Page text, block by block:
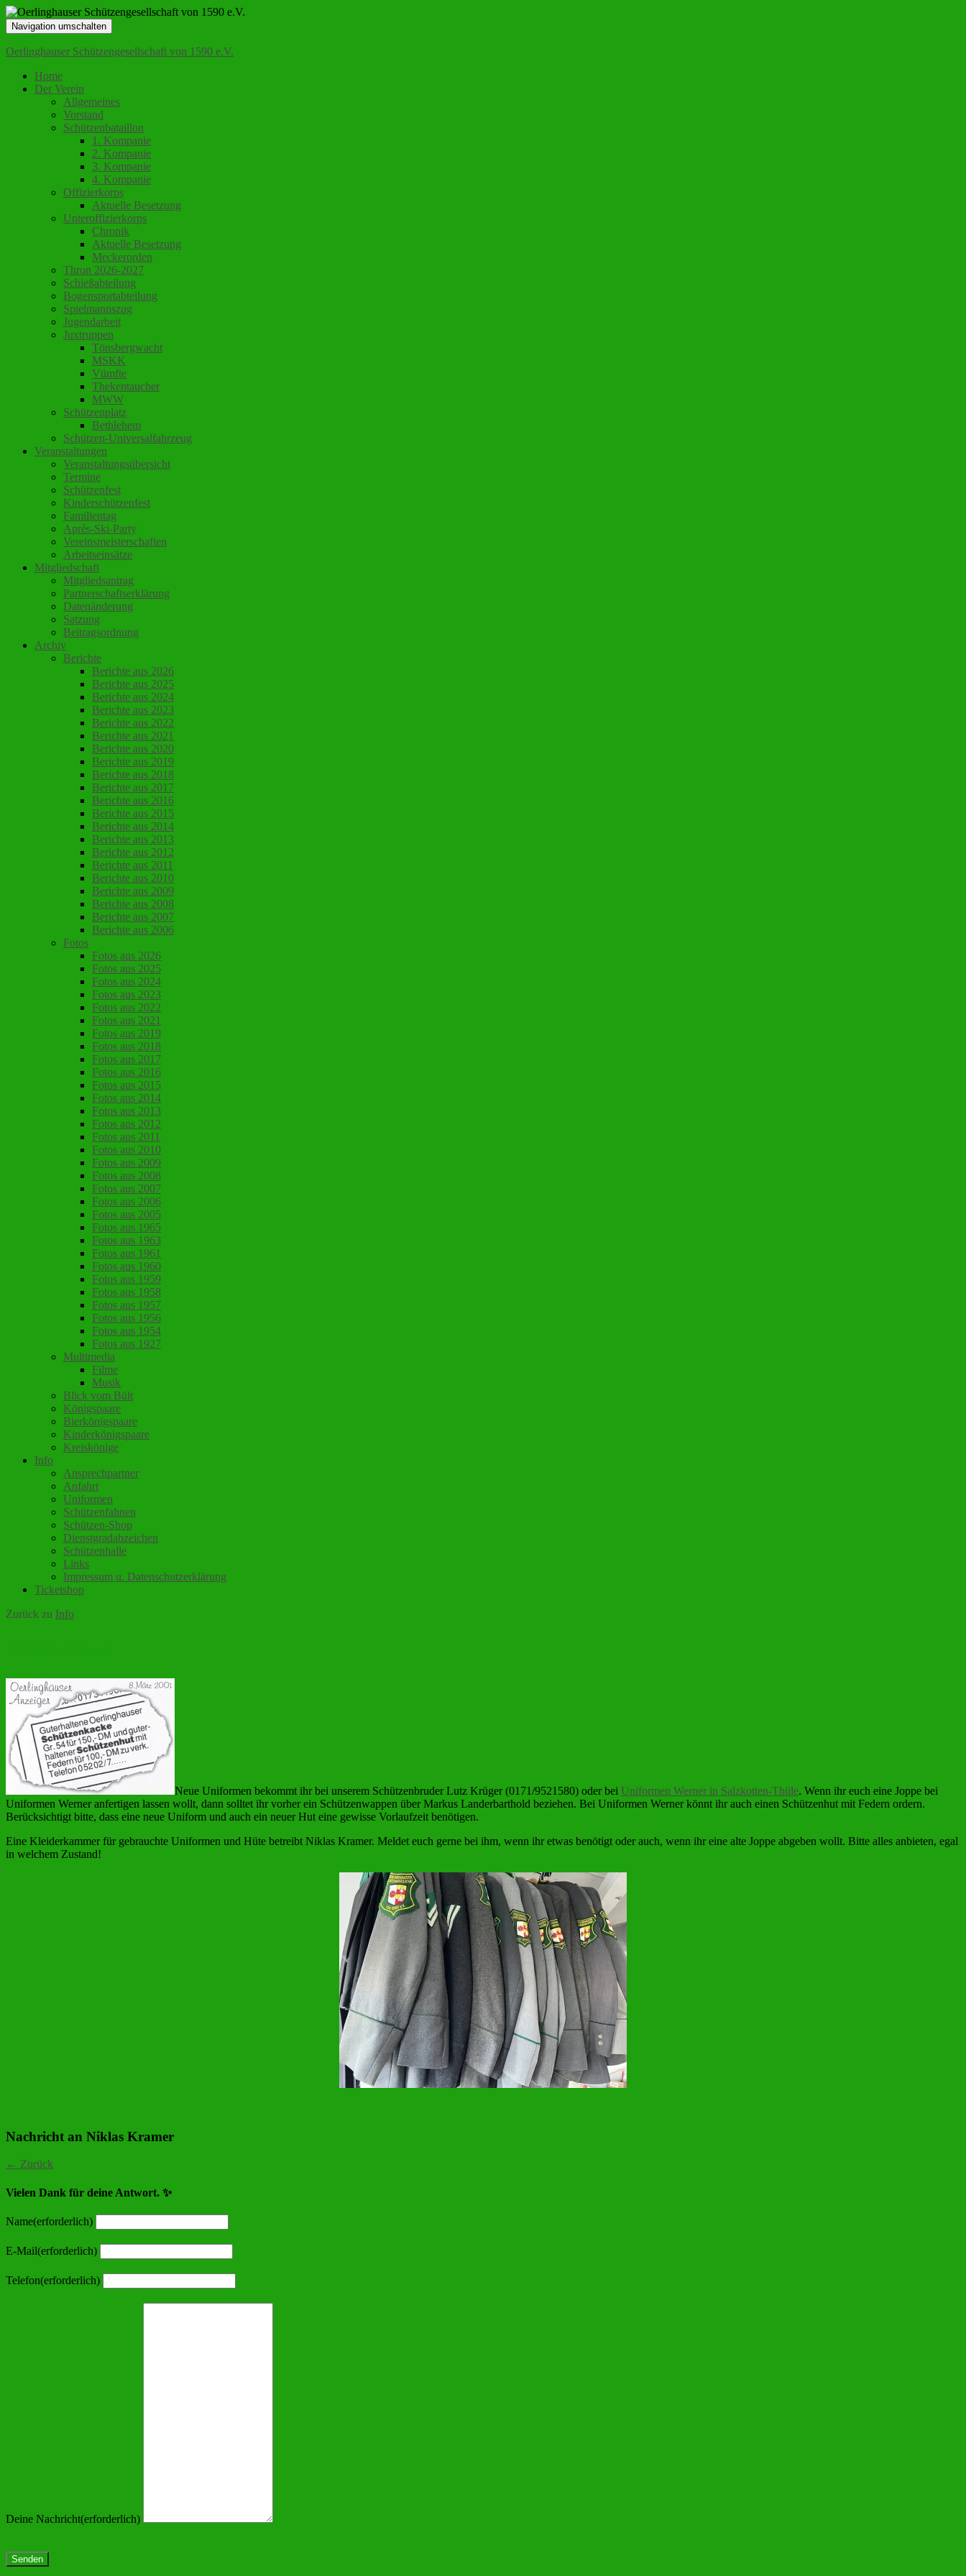
Navigation umschalten
Oerlinghauser Schützengesellschaft von 1590 e.V.
Home
Der Verein
Allgemeines
Vorstand
Schützenbataillon
1. Kompanie
2. Kompanie
3. Kompanie
4. Kompanie
Offizierkorps
Aktuelle Besetzung
Unteroffizierkorps
Chronik
Aktuelle Besetzung
Meckerorden
Thron 2026-2027
Schießabteilung
Bogensportabteilung
Spielmannszug
Jugendarbeit
Juxtruppen
Tönsbergwacht
MSKK
Vümfte
Thekentaucher
MWW
Schützenplatz
Bethlehem
Schützen-Universalfahrzeug
Veranstaltungen
Veranstaltungsübersicht
Termine
Schützenfest
Kinderschützenfest
Familientag
Après-Ski-Party
Vereinsmeisterschaften
Arbeitseinsätze
Mitgliedschaft
Mitgliedsantrag
Partnerschaftserklärung
Datenänderung
Satzung
Beitragsordnung
Archiv
Berichte
Berichte aus 2026
Berichte aus 2025
Berichte aus 2024
Berichte aus 2023
Berichte aus 2022
Berichte aus 2021
Berichte aus 2020
Berichte aus 2019
Berichte aus 2018
Berichte aus 2017
Berichte aus 2016
Berichte aus 2015
Berichte aus 2014
Berichte aus 2013
Berichte aus 2012
Berichte aus 2011
Berichte aus 2010
Berichte aus 2009
Berichte aus 2008
Berichte aus 2007
Berichte aus 2006
Fotos
Fotos aus 2026
Fotos aus 2025
Fotos aus 2024
Fotos aus 2023
Fotos aus 2022
Fotos aus 2021
Fotos aus 2019
Fotos aus 2018
Fotos aus 2017
Fotos aus 2016
Fotos aus 2015
Fotos aus 2014
Fotos aus 2013
Fotos aus 2012
Fotos aus 2011
Fotos aus 2010
Fotos aus 2009
Fotos aus 2008
Fotos aus 2007
Fotos aus 2006
Fotos aus 2005
Fotos aus 1965
Fotos aus 1963
Fotos aus 1961
Fotos aus 1960
Fotos aus 1959
Fotos aus 1958
Fotos aus 1957
Fotos aus 1956
Fotos aus 1954
Fotos aus 1927
Multimedia
Filme
Musik
Blick vom Bült
Königspaare
Bierkönigspaare
Kinderkönigspaare
Kreiskönige
Info
Ansprechpartner
Anfahrt
Uniformen
Schützenfahnen
Schützen-Shop
Dienstgradabzeichen
Schützenhalle
Links
Impressum u. Datenschutzerklärung
Ticketshop
Zurück zu Info
Neue Uniformen bekommt ihr bei unserem Schützenbruder Lutz Krüger (0171/9521580) oder bei Uniformen Werner in Salzkotten-Thüle. Wenn ihr euch eine Joppe bei
Uniformen Werner anfertigen lassen wollt, dann solltet ihr vorher ein Schützenwappen über Markus Landerbarthold beziehen. Bei Uniformen Werner könnt ihr auch einen Schützenhut mit Federn ordern.
Berücksichtigt bitte, dass eine neue Uniform und auch ein neuer Hut eine gewisse Vorlaufzeit benötigen.
Eine Kleiderkammer für gebrauchte Uniformen und Hüte betreibt Niklas Kramer. Meldet euch gerne bei ihm, wenn ihr etwas benötigt oder auch, wenn ihr eine alte Joppe abgeben wollt. Bitte alles anbieten, egal
in welchem Zustand!
Nachricht an Niklas Kramer
← Zurück
Vielen Dank für deine Antwort. ✨
Name(erforderlich)
E-Mail(erforderlich)
Telefon(erforderlich)
Deine Nachricht(erforderlich)
Senden